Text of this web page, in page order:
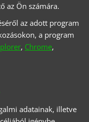
az Ön számára.
az adott program
a program
, Chrome,
adatainak, illetve